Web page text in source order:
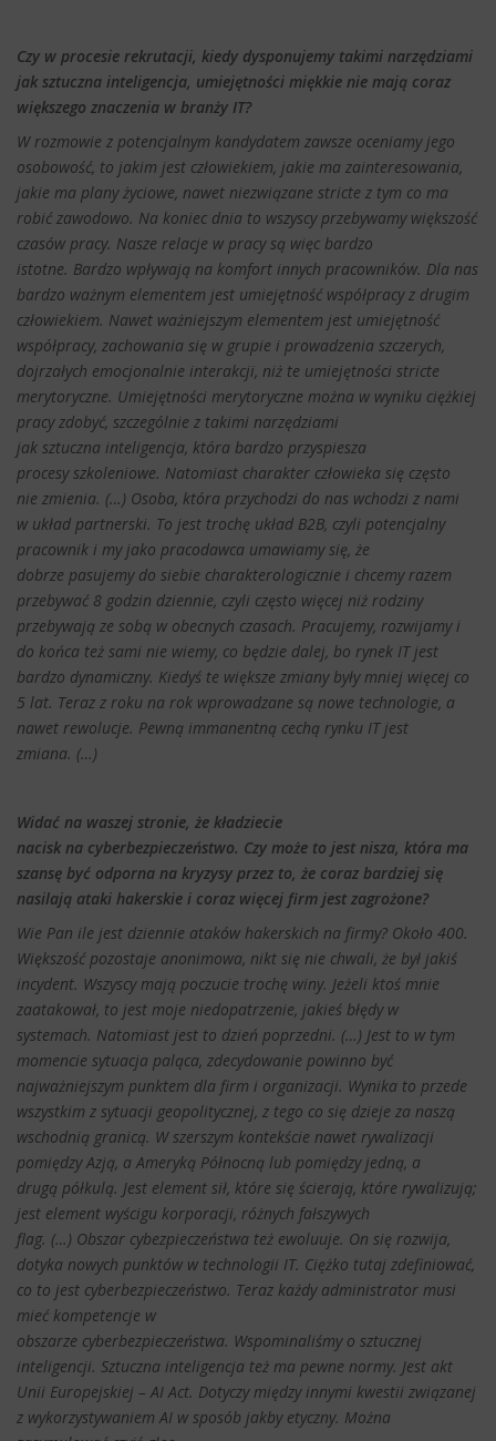
Czy w procesie rekrutacji, kiedy dysponujemy takimi narzędziami
jak sztuczna inteligencja, umiejętności miękkie nie mają coraz
większego znaczenia w branży IT?
W rozmowie z potencjalnym kandydatem zawsze oceniamy jego
osobowość, to jakim jest człowiekiem, jakie ma zainteresowania,
jakie ma plany życiowe, nawet niezwiązane stricte z tym co ma
robić zawodowo. Na koniec dnia to wszyscy przebywamy większość
czasów pracy. Nasze relacje w pracy są więc bardzo
istotne. Bardzo wpływają na komfort innych pracowników. Dla nas
bardzo ważnym elementem jest umiejętność współpracy z drugim
człowiekiem. Nawet ważniejszym elementem jest umiejętność
współpracy, zachowania się w grupie i prowadzenia szczerych,
dojrzałych emocjonalnie interakcji, niż te umiejętności stricte
merytoryczne. Umiejętności merytoryczne można w wyniku ciężkiej
pracy zdobyć, szczególnie z takimi narzędziami
jak sztuczna inteligencja, która bardzo przyspiesza
procesy szkoleniowe. Natomiast charakter człowieka się często
nie zmienia. (…) Osoba, która przychodzi do nas wchodzi z nami
w układ partnerski. To jest trochę układ B2B, czyli potencjalny
pracownik i my jako pracodawca umawiamy się, że
dobrze pasujemy do siebie charakterologicznie i chcemy razem
przebywać 8 godzin dziennie, czyli często więcej niż rodziny
przebywają ze sobą w obecnych czasach. Pracujemy, rozwijamy i
do końca też sami nie wiemy, co będzie dalej, bo rynek IT jest
bardzo dynamiczny. Kiedyś te większe zmiany były mniej więcej co
5 lat. Teraz z roku na rok wprowadzane są nowe technologie, a
nawet rewolucje. Pewną immanentną cechą rynku IT jest
zmiana. (…)
Widać na waszej stronie, że kładziecie
nacisk na cyberbezpieczeństwo. Czy może to jest nisza, która ma
szansę być odporna na kryzysy przez to, że coraz bardziej się
nasilają ataki hakerskie i coraz więcej firm jest zagrożone?
Wie Pan ile jest dziennie ataków hakerskich na firmy? Około 400.
Większość pozostaje anonimowa, nikt się nie chwali, że był jakiś
incydent. Wszyscy mają poczucie trochę winy. Jeżeli ktoś mnie
zaatakował, to jest moje niedopatrzenie, jakieś błędy w
systemach. Natomiast jest to dzień poprzedni. (…) Jest to w tym
momencie sytuacja paląca, zdecydowanie powinno być
najważniejszym punktem dla firm i organizacji. Wynika to przede
wszystkim z sytuacji geopolitycznej, z tego co się dzieje za naszą
wschodnią granicą. W szerszym kontekście nawet rywalizacji
pomiędzy Azją, a Ameryką Północną lub pomiędzy jedną, a
drugą półkulą. Jest element sił, które się ścierają, które rywalizują;
jest element wyścigu korporacji, różnych fałszywych
flag. (…) Obszar cybezpieczeństwa też ewoluuje. On się rozwija,
dotyka nowych punktów w technologii IT. Ciężko tutaj zdefiniować,
co to jest cyberbezpieczeństwo. Teraz każdy administrator musi
mieć kompetencje w
obszarze cyberbezpieczeństwa. Wspominaliśmy o sztucznej
inteligencji. Sztuczna inteligencja też ma pewne normy. Jest akt
Unii Europejskiej – AI Act. Dotyczy między innymi kwestii związanej
z wykorzystywaniem AI w sposób jakby etyczny. Można